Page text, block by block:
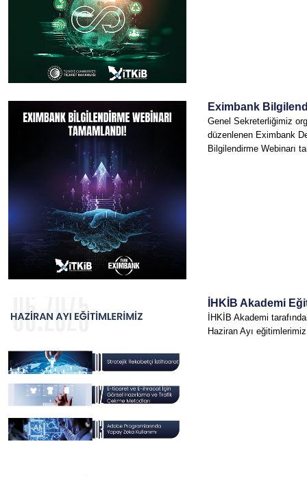
Eximbank
Genel Sekreterliğimiz
düzenlenen Eximbank
Bilgilendirme Webinarı
İHKİB Akademi
İHKİB Akademi
Haziran Ayı